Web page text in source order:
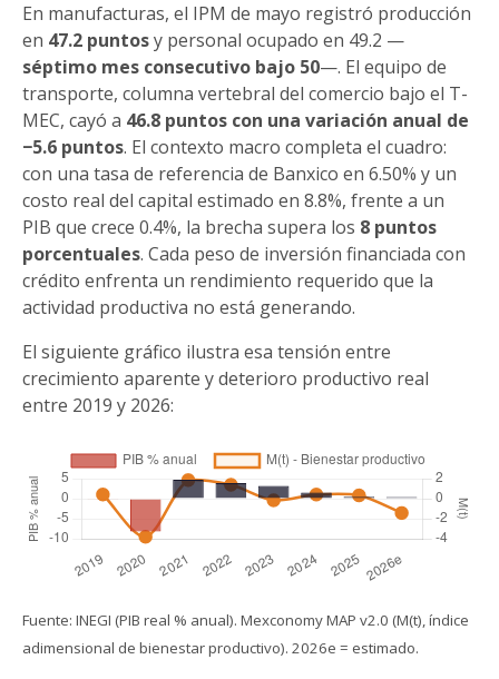
En manufacturas, el IPM de mayo registró producción
en 47.2 puntosy personal ocupado en 49.2 —
séptimo mes consecutivo bajo 50—. El equipo de
transporte, columna vertebral del comercio bajo el T-
MEC, cayó a 46.8 puntos con una variación anual de
−5.6 puntos. El contexto macro completa el cuadro:
con una tasa de referencia de Banxico en 6.50% y un
costo real del capital estimado en 8.8%, frente a un
PIB que crece 0.4%, la brecha supera los 8 puntos
porcentuales. Cada peso de inversión financiada con
crédito enfrenta un rendimiento requerido que la
actividad productiva no está generando.
El siguiente gráfico ilustra esa tensión entre
crecimiento aparente y deterioro productivo real
entre 2019 y 2026:
Fuente: INEGI (PIB real % anual). Mexconomy MAP v2.0 (M(t), índice
adimensional de bienestar productivo). 2026e = estimado.